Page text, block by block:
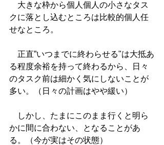
大きな枠から個人個人の小さなタス
クに落とし込むところは比較的個人任
せなところ。
正直”いつまでに終わらせる"は大抵あ
る程度余裕を持って終わるから、日々
のタスク前は細かく気にしないことが
多い。（日々の計画はやや緩い）
しかし、たまにこのまま行くと明ら
かに間に合わない、となることがあ
る。（今が実はその状態）